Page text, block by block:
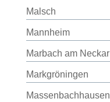
Malsch
Mannheim
Marbach am Neckar
Markgröningen
Massenbachhausen